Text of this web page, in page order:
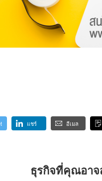
แชร์ อีเมล
ธุรกิจที่คุณอาจ